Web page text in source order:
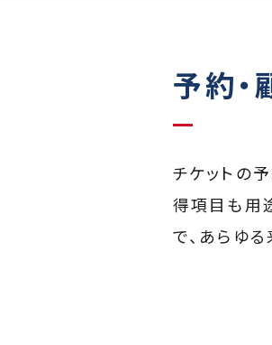
予約・
チケットの
得項目も用
で、あらゆ